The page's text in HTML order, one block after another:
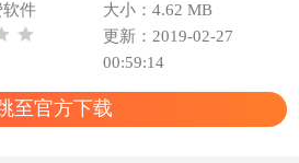
件
大小：4.62 MB
更新：2019-02-27
00:59:14
至官方下载